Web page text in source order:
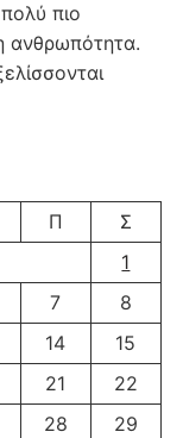
πιο
ανθρωπότητα.
Π
Σ
1
7
8
14
15
21
22
28
29